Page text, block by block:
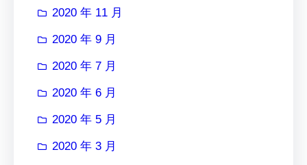
2020 年 11 月
2020 年 9 月
2020 年 7 月
2020 年 6 月
2020 年 5 月
2020 年 3 月